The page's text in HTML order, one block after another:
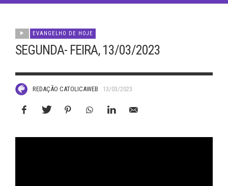
EVANGELHO DE HOJE
SEGUNDA- FEIRA, 13/03/2023
REDAÇÃO CATOLICAWEB 13/03/2023